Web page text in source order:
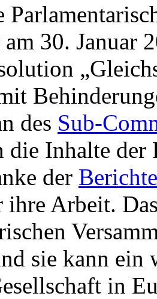
am 30. Januar
des Sub-
die Inhalte der
der
ihre Arbeit.
sie kann ein
in